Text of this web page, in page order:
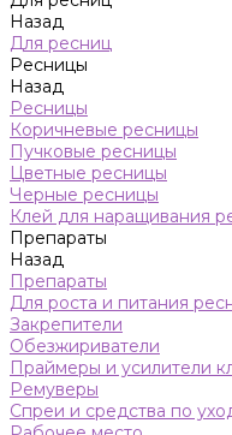
Назад
Для ресниц
Ресницы
Назад
Ресницы
Коричневые ресницы
Пучковые ресницы
Цветные ресницы
Черные ресницы
Клей для наращивания
Препараты
Назад
Препараты
Для роста и питания
Закрепители
Обезжириватели
Праймеры и усилители
Ремуверы
Спреи и средства по